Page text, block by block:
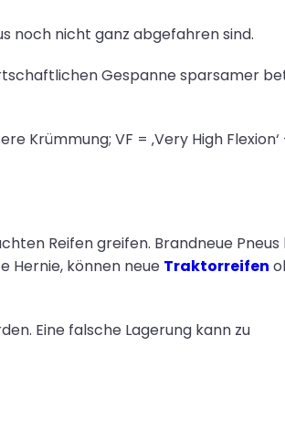
noch nicht ganz abgefahren sind.
Gespanne sparsamer
Krümmung; VF = ‚Very High Flexion‘
Reifen greifen. Brandneue Pneus
Hernie, können neue Traktorreifen
Eine falsche Lagerung kann zu